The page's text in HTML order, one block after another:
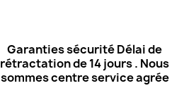
Garanties sécurité Délai de
rétractation de 14 jours . Nous
sommes centre service agrée